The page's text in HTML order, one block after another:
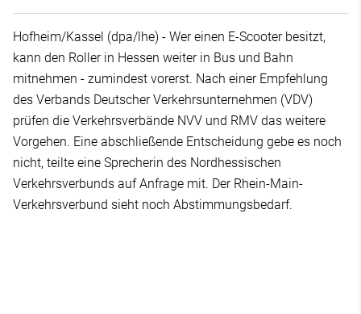
Hofheim/Kassel (dpa/lhe) - Wer einen E-Scooter besitzt,
kann den Roller in Hessen weiter in Bus und Bahn
mitnehmen - zumindest vorerst. Nach einer Empfehlung
des Verbands Deutscher Verkehrsunternehmen (VDV)
prüfen die Verkehrsverbände NVV und RMV das weitere
Vorgehen. Eine abschließende Entscheidung gebe es noch
nicht, teilte eine Sprecherin des Nordhessischen
Verkehrsverbunds auf Anfrage mit. Der Rhein-Main-
Verkehrsverbund sieht noch Abstimmungsbedarf.